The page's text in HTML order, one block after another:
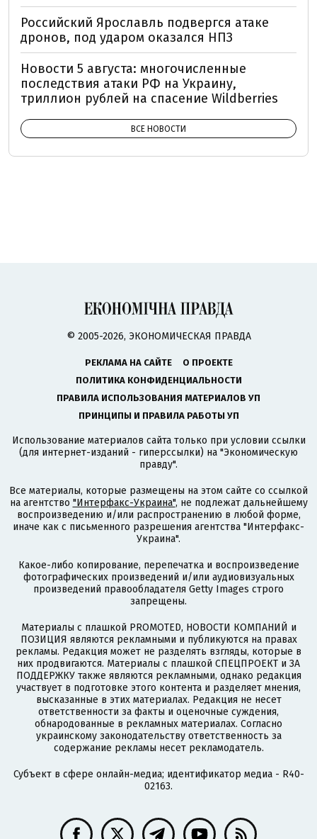
Российский Ярославль подвергся атаке
дронов, под ударом оказался НПЗ
Новости 5 августа: многочисленные
последствия атаки РФ на Украину,
триллион рублей на спасение Wildberries
ВСЕ НОВОСТИ
© 2005-2026, ЭКОНОМИЧЕСКАЯ ПРАВДА
РЕКЛАМА НА САЙТЕ
О ПРОЕКТЕ
ПОЛИТИКА КОНФИДЕНЦИАЛЬНОСТИ
ПРАВИЛА ИСПОЛЬЗОВАНИЯ МАТЕРИАЛОВ УП
ПРИНЦИПЫ И ПРАВИЛА РАБОТЫ УП
Использование материалов сайта только при условии ссылки
(для интернет-изданий - гиперссылки) на "Экономическую
правду".
Все материалы, которые размещены на этом сайте со ссылкой
на агентство "Интерфакс-Украина", не подлежат дальнейшему
воспроизведению и/или распространению в любой форме,
иначе как с письменного разрешения агентства "Интерфакс-
Украина".
Какое-либо копирование, перепечатка и воспроизведение
фотографических произведений и/или аудиовизуальных
произведений правообладателя Getty Images строго
запрещены.
Материалы с плашкой PROMOTED, НОВОСТИ КОМПАНИЙ и
ПОЗИЦИЯ являются рекламными и публикуются на правах
рекламы. Редакция может не разделять взгляды, которые в
них продвигаются. Материалы с плашкой СПЕЦПРОЕКТ и ЗА
ПОДДЕРЖКУ также являются рекламными, однако редакция
участвует в подготовке этого контента и разделяет мнения,
высказанные в этих материалах. Редакция не несет
ответственности за факты и оценочные суждения,
обнародованные в рекламных материалах. Согласно
украинскому законодательству ответственность за
содержание рекламы несет рекламодатель.
Субъект в сфере онлайн-медиа; идентификатор медиа - R40-
02163.